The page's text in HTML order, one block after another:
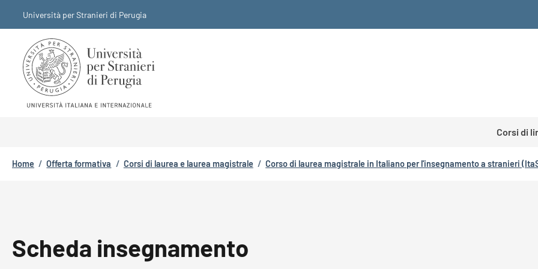
Università per Stranieri di Perugia
Corsi di
Briciole di pane
Home / Offerta formativa / Corsi di laurea e laurea magistrale / Corso di laurea magistrale in Italiano per l'insegnamento a stranieri
Scheda insegnamento